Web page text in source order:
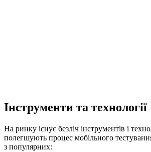
Інструменти та технології
На ринку існує безліч інструментів і
полегшують процес мобільного
з популярних: